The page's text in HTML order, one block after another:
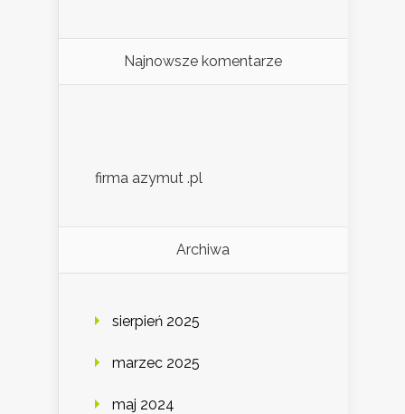
Najnowsze komentarze
firma azymut .pl
Archiwa
sierpień 2025
marzec 2025
maj 2024